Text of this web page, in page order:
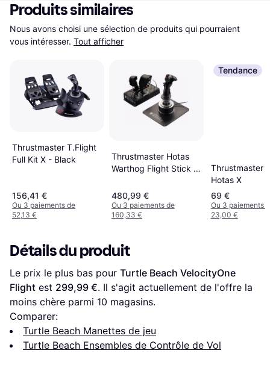
Produits similaires
Nous avons choisi une sélection de produits qui pourraient
vous intéresser. Tout afficher
Thrustmaster T.Flight
Full Kit X - Black
156,41 €
Ou 3 paiements de
52,13 €
Thrustmaster Hotas
Warthog Flight Stick +
480,99 €
Ou 3 paiements de
160,33 €
Tendance
Thrustmaster
Hotas X
69 €
Ou 3 paiements
23,00 €
Détails du produit
Le prix le plus bas pour Turtle Beach VelocityOne
Flight est 299,99 €. Il s'agit actuellement de l'offre la
moins chère parmi 10 magasins.
Comparer:
Turtle Beach Manettes de jeu
Turtle Beach Ensembles de Contrôle de Vol